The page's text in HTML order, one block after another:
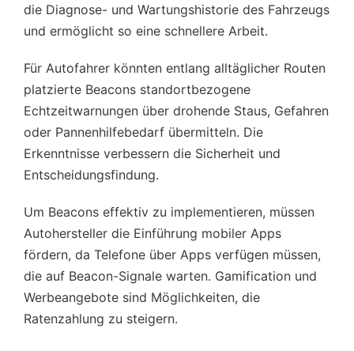
die Diagnose- und Wartungshistorie des Fahrzeugs
und ermöglicht so eine schnellere Arbeit.
Für Autofahrer könnten entlang alltäglicher Routen
platzierte Beacons standortbezogene
Echtzeitwarnungen über drohende Staus, Gefahren
oder Pannenhilfebedarf übermitteln. Die
Erkenntnisse verbessern die Sicherheit und
Entscheidungsfindung.
Um Beacons effektiv zu implementieren, müssen
Autohersteller die Einführung mobiler Apps
fördern, da Telefone über Apps verfügen müssen,
die auf Beacon-Signale warten. Gamification und
Werbeangebote sind Möglichkeiten, die
Ratenzahlung zu steigern.